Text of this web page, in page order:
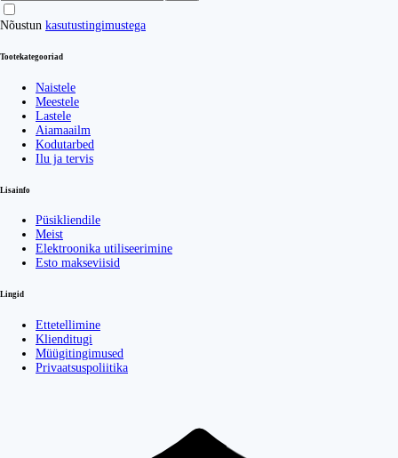
Nõustun kasutustingimustega
Tootekategooriad
Naistele
Meestele
Lastele
Aiamaailm
Kodutarbed
Ilu ja tervis
Lisainfo
Püsikliendile
Meist
Elektroonika utiliseerimine
Esto makseviisid
Lingid
Ettetellimine
Klienditugi
Müügitingimused
Privaatsuspoliitika